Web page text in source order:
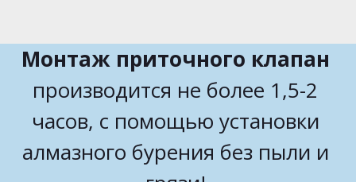
Монтаж приточного клапан
производится не более 1,5-2
часов, с помощью установки
алмазного бурения без пыли и